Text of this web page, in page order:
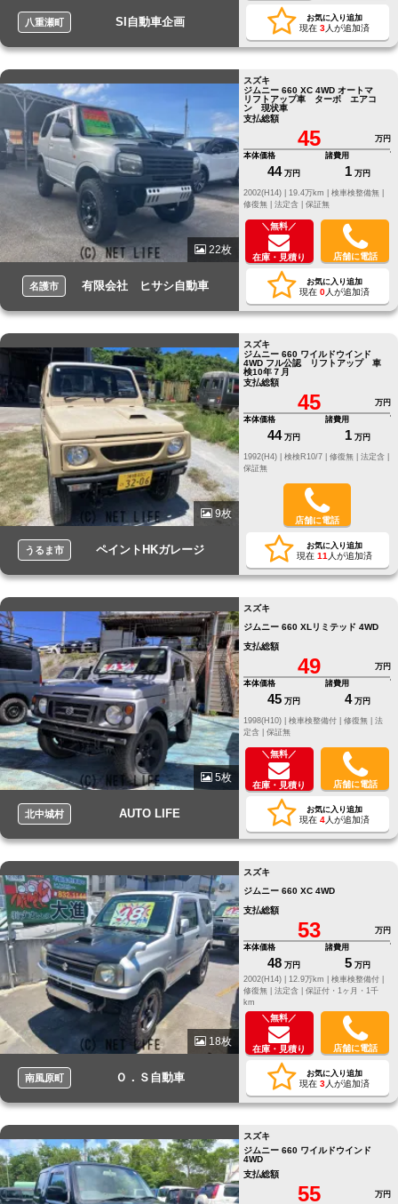
八重瀬町 SI自動車企画 お気に入り追加
現在 3人が追加済
22枚
名護市 有限会社 ヒサシ自動車
スズキ
ジムニー 660 XC 4WD オートマ
リフトアップ車 ターボ エアコ
ン 現状車
支払総額
45
万円
本体価格
44 万円
諸費用
1 万円
修復無 | 法定含 | 保証無
＼無料／
在庫・見積り 店舗に電話
お気に入り追加
現在 0人が追加済
9枚
うるま市 ペイントHKガレージ
スズキ
ジムニー 660 ワイルドウインド
4WD フル公認 リフトアップ 車
検10年７月
支払総額
45
万円
本体価格
44 万円
諸費用
1 万円
修復無 | 法定含 |
保証無
店舗に電話
お気に入り追加
現在 11 人が追加済
5枚
北中城村 AUTO LIFE
スズキ
ジムニー 660 XLリミテッド 4WD
支払総額
49
万円
本体価格
45 万円
諸費用
4 万円
修復無 | 法
定含 | 保証無
＼無料／
在庫・見積り 店舗に電話
お気に入り追加
現在 4人が追加済
18枚
南風原町 Ｏ．Ｓ自動車
スズキ
ジムニー 660 XC 4WD
支払総額
53
万円
本体価格
48 万円
諸費用
5 万円
2002(H14) |
12.9万km |
検車検整備付 |
修復無 | 法定含 | 保証付・1ヶ月・1千
km
＼無料／
在庫・見積り 店舗に電話
お気に入り追加
現在 3人が追加済
スズキ
ジムニー 660 ワイルドウインド
4WD
支払総額
55 万円